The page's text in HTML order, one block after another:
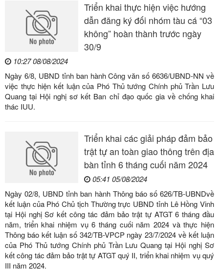
Triển khai thực hiện việc hướng
dẫn đăng ký đối nhóm tàu cá “03
không” hoàn thành trước ngày
30/9
10:27 08/08/2024
Ngày 6/8, UBND tỉnh ban hành Công văn số 6636/UBND-NN về
việc thực hiện kết luận của Phó Thủ tướng Chính phủ Trần Lưu
Quang tại Hội nghị sơ kết Ban chỉ đạo quốc gia về chống khai
thác IUU.
Triển khai các giải pháp đảm bảo
trật tự an toàn giao thông trên địa
bàn tỉnh 6 tháng cuối năm 2024
05:41 05/08/2024
Ngày 02/8, UBND tỉnh ban hành Thông báo số 626/TB-UBNDvề
kết luận của Phó Chủ tịch Thường trực UBND tỉnh Lê Hồng Vinh
tại Hội nghị Sơ kết công tác đảm bảo trật tự ATGT 6 tháng đầu
năm, triển khai nhiệm vụ 6 tháng cuối năm 2024 và thực hiện
Thông báo kết luận số 342/TB-VPCP ngày 23/7/2024 về kết luận
của Phó Thủ tướng Chính phủ Trần Lưu Quang tại Hội nghị Sơ
kết công tác đảm bảo trật tự ATGT quý II, triển khai nhiệm vụ quý
III năm 2024.